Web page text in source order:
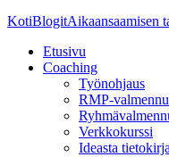
KotiBlogitAikaansaamisen
Etusivu
Coaching
Työnohjaus
RMP-
Verkkokurssi
Ideasta